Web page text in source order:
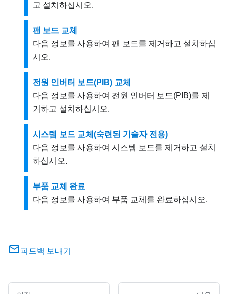
고 설치하십시오.
팬 보드 교체
다음 정보를 사용하여 팬 보드를 제거하고 설치하십
시오.
전원 인버터 보드(PIB) 교체
다음 정보를 사용하여 전원 인버터 보드(PIB)를 제
거하고 설치하십시오.
시스템 보드 교체(숙련된 기술자 전용)
다음 정보를 사용하여 시스템 보드를 제거하고 설치
하십시오.
부품 교체 완료
다음 정보를 사용하여 부품 교체를 완료하십시오.
피드백 보내기